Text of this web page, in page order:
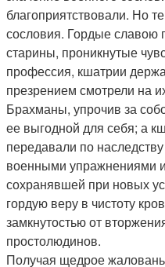
благоприятствовали. Но
сословия. Гордые славою
старины, проникнутые
профессия, кшатрии
презрением смотрели на
Брахманы, упрочив за
ее выгодной для себя; а
передавали по
военными упражнениями
сохранявшей при новых
гордую веру в чистоту
замкнутостью от
простолюдинов.
Получая щедрое